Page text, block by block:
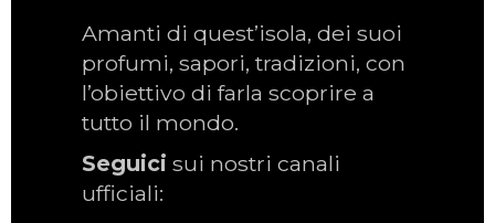
Amanti di quest’isola, dei suoi
profumi, sapori, tradizioni, con
l’obiettivo di farla scoprire a
tutto il mondo.
Seguici sui nostri canali
ufficiali: